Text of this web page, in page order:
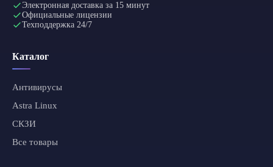
Электронная доставка за 15 минут
Официальные лицензии
Техподдержка 24/7
Каталог
Антивирусы
Astra Linux
СКЗИ
Все товары